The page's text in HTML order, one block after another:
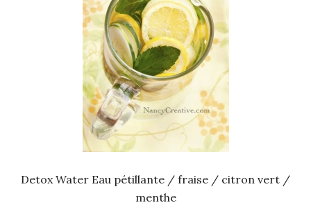
Detox Water Eau pétillante / fraise / citron vert /
menthe